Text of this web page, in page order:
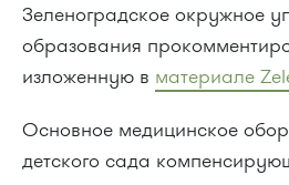
Зеленоградское окружное
образования
изложенную в материале
Основное медицинское
детского сада